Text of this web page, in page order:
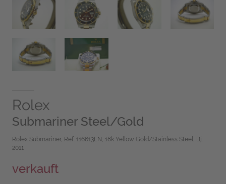
Rolex
Submariner Steel/Gold
Rolex Submariner, Ref. 116613LN, 18k Yellow Gold/Stainless Steel, Bj.
2011
verkauft